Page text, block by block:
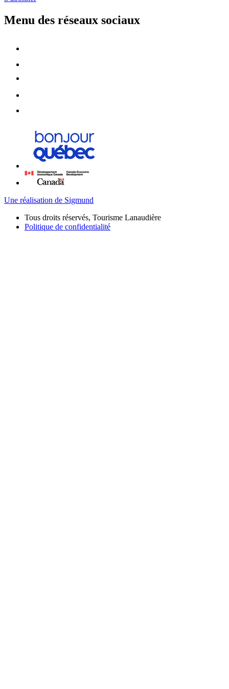
Menu des réseaux sociaux
Une réalisation de Sigmund
Tous droits réservés, Tourisme Lanaudière
Politique de confidentialité